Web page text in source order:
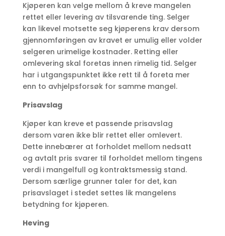
Kjøperen kan velge mellom å kreve mangelen
rettet eller levering av tilsvarende ting. Selger
kan likevel motsette seg kjøperens krav dersom
gjennomføringen av kravet er umulig eller volder
selgeren urimelige kostnader. Retting eller
omlevering skal foretas innen rimelig tid. Selger
har i utgangspunktet ikke rett til å foreta mer
enn to avhjelpsforsøk for samme mangel.
Prisavslag
Kjøper kan kreve et passende prisavslag
dersom varen ikke blir rettet eller omlevert.
Dette innebærer at forholdet mellom nedsatt
og avtalt pris svarer til forholdet mellom tingens
verdi i mangelfull og kontraktsmessig stand.
Dersom særlige grunner taler for det, kan
prisavslaget i stedet settes lik mangelens
betydning for kjøperen.
Heving